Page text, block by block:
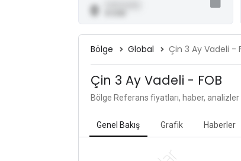
0
Bölge Global Çin 3 Ay Vadeli -
Çin 3 Ay Vadeli - FOB
Bölge Referans fiyatları, haber,
Genel Bakış Grafik Haberler